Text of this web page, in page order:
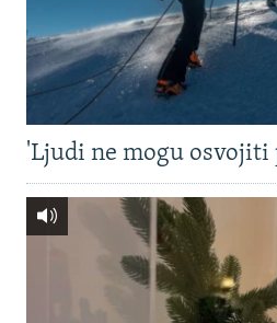
'Ljudi ne mogu osvojiti